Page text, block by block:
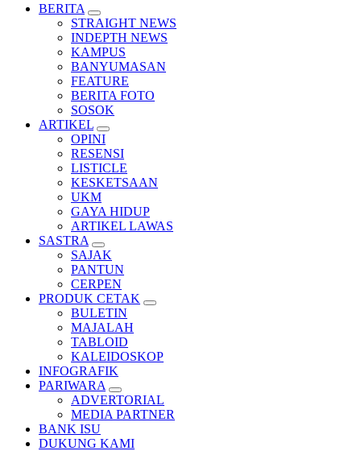
BERITA
STRAIGHT NEWS
INDEPTH NEWS
KAMPUS
BANYUMASAN
FEATURE
BERITA FOTO
SOSOK
ARTIKEL
OPINI
RESENSI
LISTICLE
KESKETSAAN
UKM
GAYA HIDUP
ARTIKEL LAWAS
SASTRA
SAJAK
PANTUN
CERPEN
PRODUK CETAK
BULETIN
MAJALAH
TABLOID
KALEIDOSKOP
INFOGRAFIK
PARIWARA
ADVERTORIAL
MEDIA PARTNER
BANK ISU
DUKUNG KAMI